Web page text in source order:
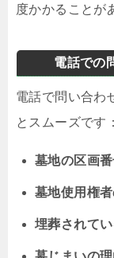
度かかることが
電話での
電話で問い合わ
とスムーズです：
墓地の区画
墓地使用権
埋葬されて